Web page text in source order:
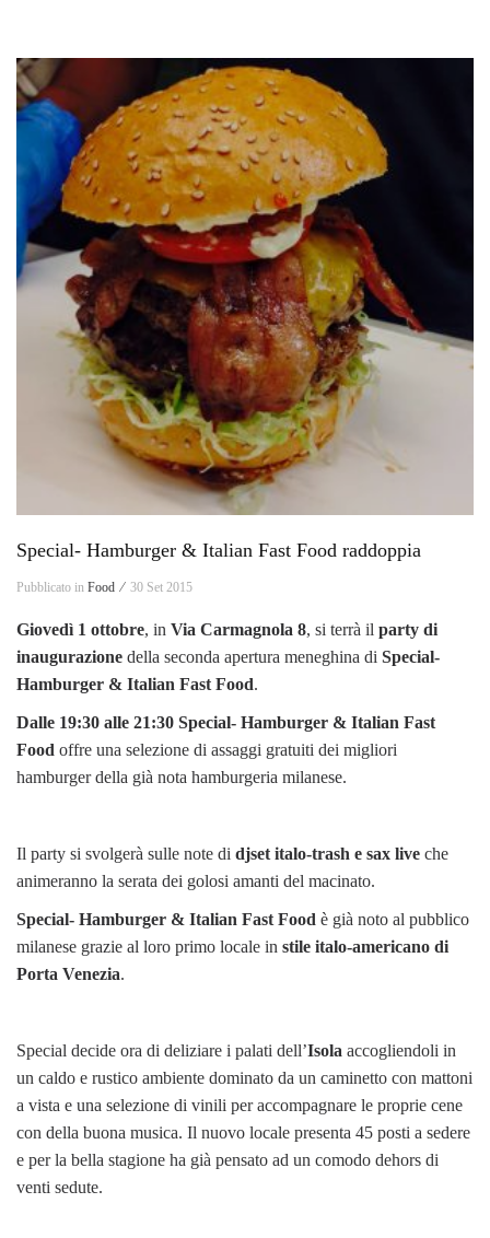
Special- Hamburger & Italian Fast Food raddoppia
Pubblicato in Food ⁄ 30 Set 2015
Giovedì 1 ottobre, in Via Carmagnola 8, si terrà il party di
inaugurazione della seconda apertura meneghina di Special-
Hamburger & Italian Fast Food.
Dalle 19:30 alle 21:30 Special- Hamburger & Italian Fast
Food offre una selezione di assaggi gratuiti dei migliori
hamburger della già nota hamburgeria milanese.
Il party si svolgerà sulle note di djset italo-trash e sax live che
animeranno la serata dei golosi amanti del macinato.
Special- Hamburger & Italian Fast Food è già noto al pubblico
milanese grazie al loro primo locale in stile italo-americano di
Porta Venezia.
Special decide ora di deliziare i palati dell’Isola accogliendoli in
un caldo e rustico ambiente dominato da un caminetto con mattoni
a vista e una selezione di vinili per accompagnare le proprie cene
con della buona musica. Il nuovo locale presenta 45 posti a sedere
e per la bella stagione ha già pensato ad un comodo dehors di
venti sedute.